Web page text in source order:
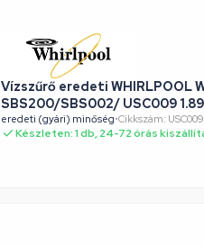
Vízszűrő eredeti WHIRLPOOL
SBS200/
eredeti (gyári) minőség•Cikkszám: USC009
Készleten: 1 db, 24-72 órás